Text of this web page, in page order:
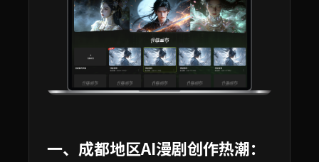
一、成都地区AI漫剧创作热潮：